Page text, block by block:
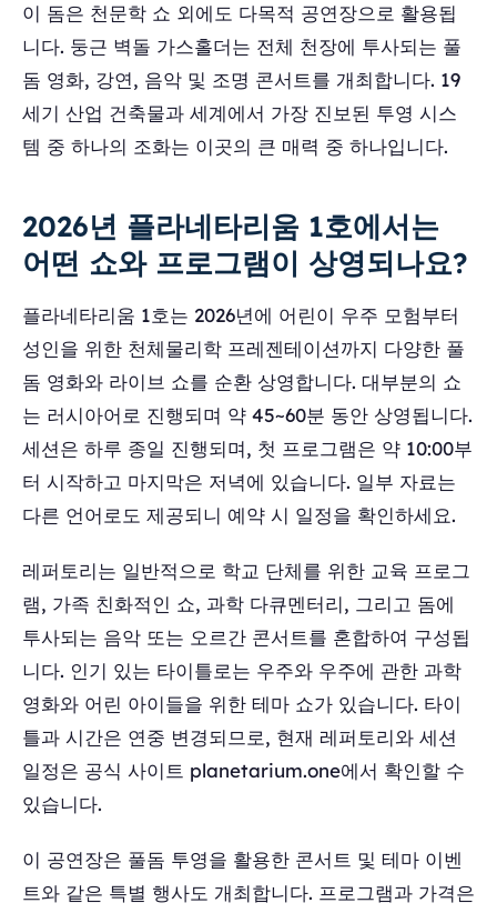
이 돔은 천문학 쇼 외에도 다목적 공연장으로 활용됩
니다. 둥근 벽돌 가스홀더는 전체 천장에 투사되는 풀
돔 영화, 강연, 음악 및 조명 콘서트를 개최합니다. 19
세기 산업 건축물과 세계에서 가장 진보된 투영 시스
템 중 하나의 조화는 이곳의 큰 매력 중 하나입니다.
2026년 플라네타리움 1호에서는
어떤 쇼와 프로그램이 상영되나요?
플라네타리움 1호는 2026년에 어린이 우주 모험부터
성인을 위한 천체물리학 프레젠테이션까지 다양한 풀
돔 영화와 라이브 쇼를 순환 상영합니다. 대부분의 쇼
는 러시아어로 진행되며 약 45~60분 동안 상영됩니다.
세션은 하루 종일 진행되며, 첫 프로그램은 약 10:00부
터 시작하고 마지막은 저녁에 있습니다. 일부 자료는
다른 언어로도 제공되니 예약 시 일정을 확인하세요.
레퍼토리는 일반적으로 학교 단체를 위한 교육 프로그
램, 가족 친화적인 쇼, 과학 다큐멘터리, 그리고 돔에
투사되는 음악 또는 오르간 콘서트를 혼합하여 구성됩
니다. 인기 있는 타이틀로는 우주와 우주에 관한 과학
영화와 어린 아이들을 위한 테마 쇼가 있습니다. 타이
틀과 시간은 연중 변경되므로, 현재 레퍼토리와 세션
일정은 공식 사이트 planetarium.one에서 확인할 수
있습니다.
이 공연장은 풀돔 투영을 활용한 콘서트 및 테마 이벤
트와 같은 특별 행사도 개최합니다. 프로그램과 가격은